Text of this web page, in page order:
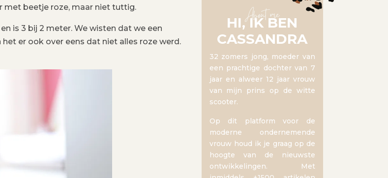
met beetje roze, maar niet tuttig.
is 3 bij 2 meter. We wisten dat we een
er ook over eens dat niet alles roze werd.
About me
HI, IK BEN
CASSANDRA
32 zomers jong, moeder van
een prachtige dochter van 7
jaar en alweer 12 jaar vrouw
van mijn prins op de witte
scooter.
Op dit platform voor de
moderne ondernemende
vrouw houd ik je graag op de
hoogte van de nieuwste
ontwikkelingen. Met